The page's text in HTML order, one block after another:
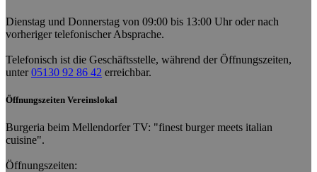
Dienstag und Donnerstag von 09:00 bis 13:00 Uhr oder nach
vorheriger telefonischer Absprache.
Telefonisch ist die Geschäftsstelle, während der Öffnungszeiten,
unter05130 92 86 42 erreichbar.
Öffnungszeiten Vereinslokal
Burgeria beim Mellendorfer TV: "finest burger meets italian
cuisine".
Öffnungszeiten: